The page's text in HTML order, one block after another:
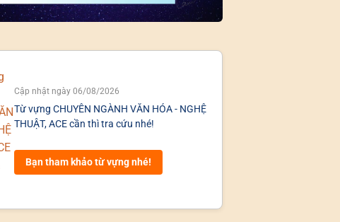
Cập nhật ngày 06/08/2026
Từ vựng CHUYÊN NGÀNH VĂN HÓA - NGHỆ
THUẬT, ACE cần thì tra cứu nhé!
Bạn tham khảo từ vựng nhé!